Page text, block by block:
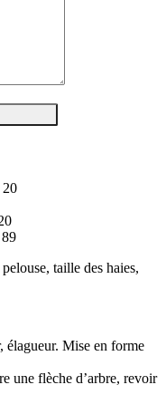
20
taille des haies,
élagueur. Mise en forme
une flèche d’arbre, revoir